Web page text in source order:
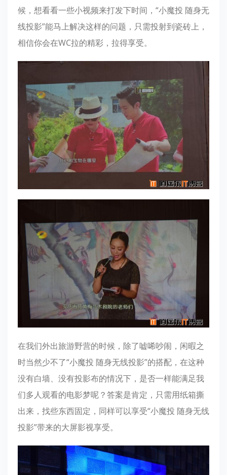
候，想看看一些小视频来打发下时间，“小魔投 随身无
线投影”能马上解决这样的问题，只需投射到瓷砖上，
相信你会在WC拉的精彩，拉得享受。
在我们外出旅游野营的时候，除了嘘唏吵闹，闲暇之
时当然少不了“小魔投 随身无线投影”的搭配，在这种
没有白墙、没有投影布的情况下，是否一样能满足我
们多人观看的电影梦呢？答案是肯定，只需用纸箱撕
出来，找些东西固定，同样可以享受“小魔投 随身无线
投影”带来的大屏影视享受。